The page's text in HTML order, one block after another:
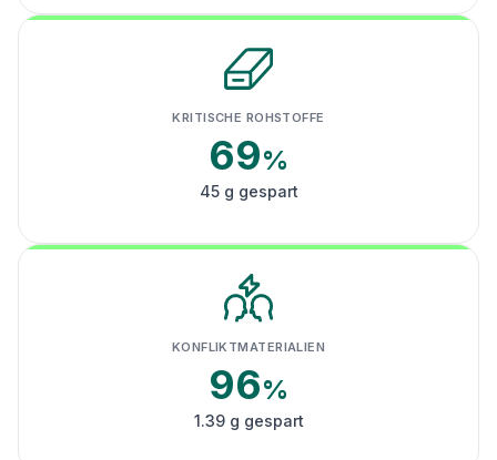
KRITISCHE ROHSTOFFE
69%
45 g gespart
KONFLIKTMATERIALIEN
96%
1.39 g gespart